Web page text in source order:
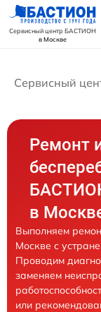
Сервисный центр БАСТИОН
в Москве
Сервисный
Ремонт
в
Выполняем
Москве с
Проводим
заменяем
или